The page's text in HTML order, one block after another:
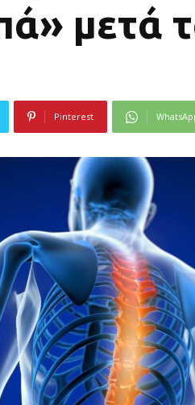
μετά
Pinterest